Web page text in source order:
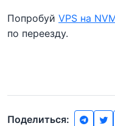
Попробуй VPS на
по переезду.
Поделиться: